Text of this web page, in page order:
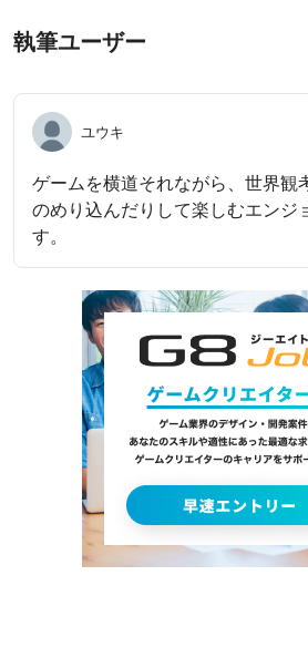
執筆ユーザー
ユウキ
ゲームを横道それながら、世界観
のめり込んだりして楽しむエンジ
す。